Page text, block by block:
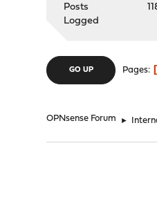
Posts
Logged
GO UP Pages
OPNsense Forum ►